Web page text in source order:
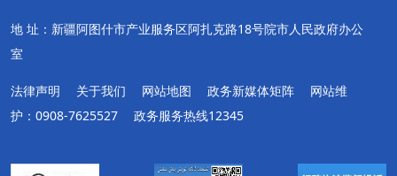
地 址：新疆阿图什市产业服务区阿扎克路18号院市人民政府办公
室
法律声明 关于我们 网站地图 政务新媒体矩阵
网站维
护：0908-7625527
政务服务热线12345